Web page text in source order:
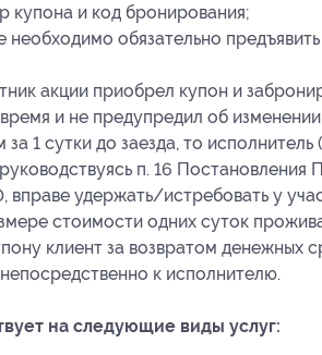
купона и код бронирования;
необходимо обязательно
акции приобрел купон и
и не предупредил об
за 1 сутки до заезда, то
п. 16
вправе удержать/истребовать у
стоимости одних суток
клиент за возвратом денежных
к исполнителю.
на следующие виды услуг: